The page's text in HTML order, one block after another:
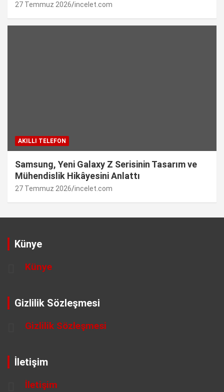
27 Temmuz 2026 incelet.com
AKILLI TELEFON
Samsung, Yeni Galaxy Z Serisinin Tasarım ve
Mühendislik Hikâyesini Anlattı
27 Temmuz 2026 incelet.com
Künye
Künye
Gizlilik Sözleşmesi
Gizlilik Sözleşmesi
İletişim
İletişim